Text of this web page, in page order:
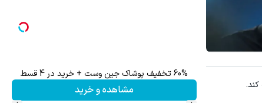
و خرید
۱ میلیارد اعتبار خرید طلا | بدون ضامن و چک